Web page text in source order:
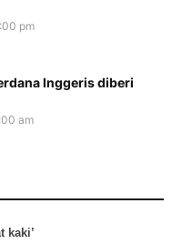
pm
Inggeris diberi
am
kaki’